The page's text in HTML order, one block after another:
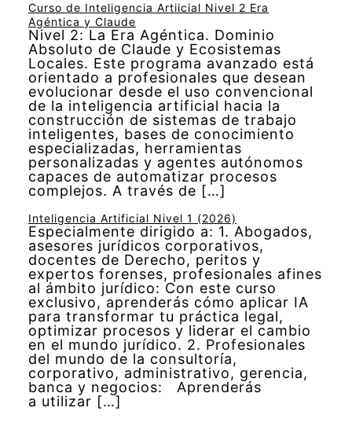
Curso de Inteligencia Artiicial Nivel 2 Era
Agéntica y Claude
Nivel 2: La Era Agéntica. Dominio
Absoluto de Claude y Ecosistemas
Locales. Este programa avanzado está
orientado a profesionales que desean
evolucionar desde el uso convencional
de la inteligencia artificial hacia la
construcción de sistemas de trabajo
inteligentes, bases de conocimiento
especializadas, herramientas
personalizadas y agentes autónomos
capaces de automatizar procesos
complejos. A través de […]
Inteligencia Artificial Nivel 1 (2026)
Especialmente dirigido a: 1. Abogados,
asesores jurídicos corporativos,
docentes de Derecho, peritos y
expertos forenses, profesionales afines
al ámbito jurídico: Con este curso
exclusivo, aprenderás cómo aplicar IA
para transformar tu práctica legal,
optimizar procesos y liderar el cambio
en el mundo jurídico. 2. Profesionales
del mundo de la consultoría,
corporativo, administrativo, gerencia,
banca y negocios: Aprenderás
a utilizar […]